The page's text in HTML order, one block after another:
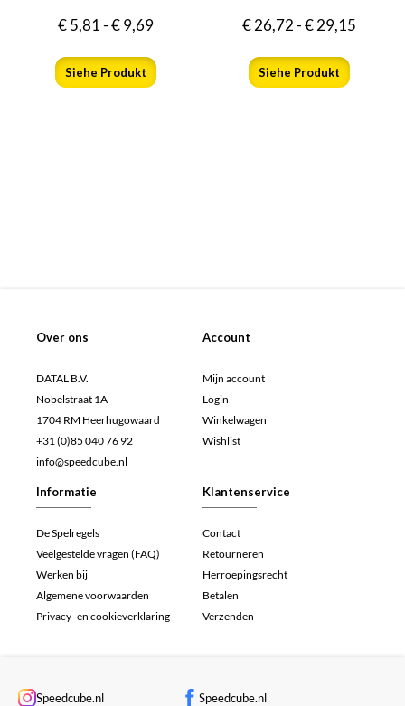
€5,81-€9,69
Siehe Produkt
€26,72-€29,15
Siehe Produkt
Over ons
DATAL B.V.
Nobelstraat 1A
1704 RM Heerhugowaard
+31 (0)85 040 76 92
info@speedcube.nl
Account
Mijn account
Login
Winkelwagen
Wishlist
Informatie
De Spelregels
Veelgestelde vragen (FAQ)
Werken bij
Algemene voorwaarden
Privacy- en cookieverklaring
Klantenservice
Contact
Retourneren
Herroepingsrecht
Betalen
Verzenden
Speedcube.nl Speedcube.nl